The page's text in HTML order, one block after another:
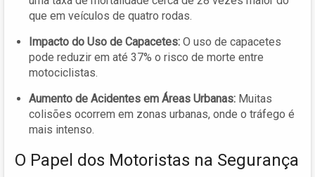
que em veículos de quatro rodas.
Impacto do Uso de Capacetes: O uso de capacetes
pode reduzir em até 37% o risco de morte entre
motociclistas.
Aumento de Acidentes em Áreas Urbanas: Muitas
colisões ocorrem em zonas urbanas, onde o tráfego é
mais intenso.
O Papel dos Motoristas na Segurança